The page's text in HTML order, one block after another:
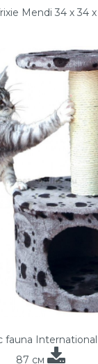
Mendi 34 х 34
fauna International
87 см